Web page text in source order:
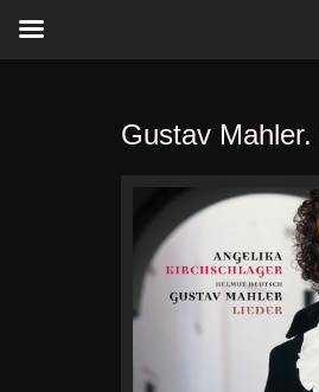
Gustav